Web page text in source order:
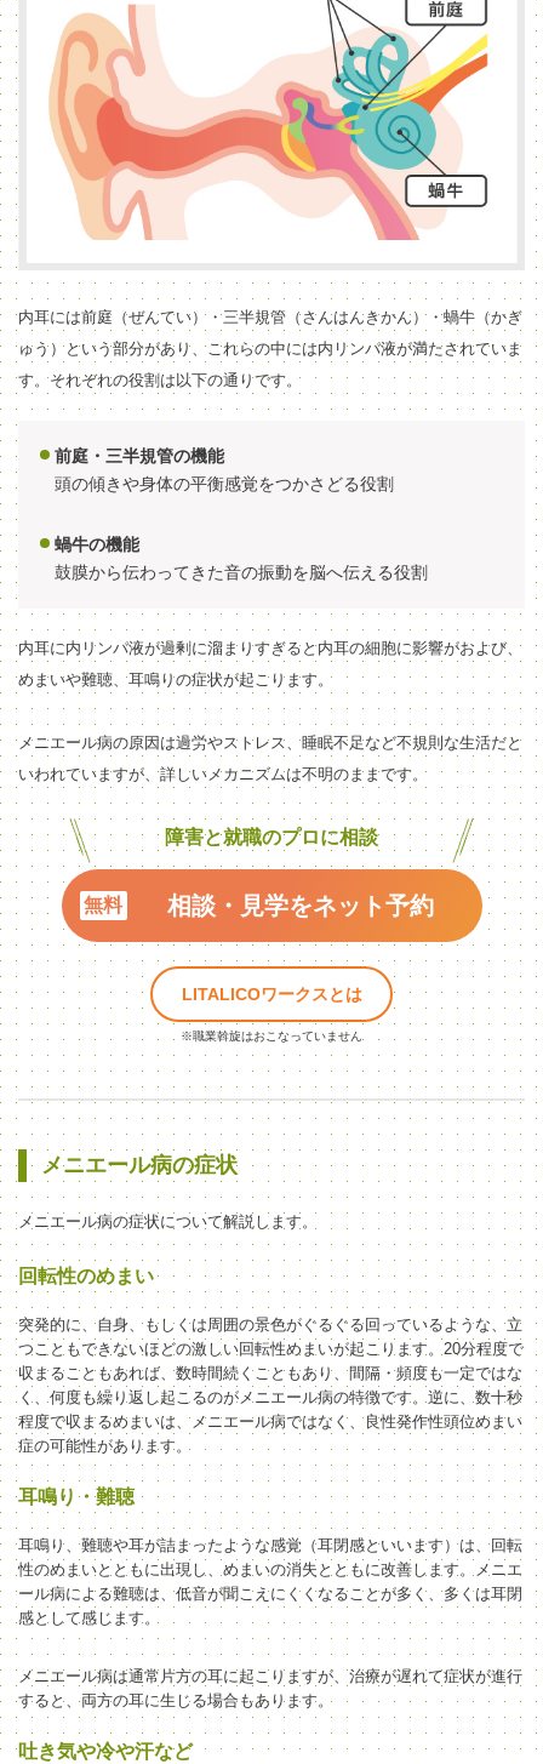
内耳には前庭（ぜんてい）・三半規管（さんはんきかん）・蝸牛（かぎ
ゅう）という部分があり、これらの中には内リンパ液が満たされていま
す。それぞれの役割は以下の通りです。
前庭・三半規管の機能
頭の傾きや身体の平衡感覚をつかさどる役割
蝸牛の機能
鼓膜から伝わってきた音の振動を脳へ伝える役割
内耳に内リンパ液が過剰に溜まりすぎると内耳の細胞に影響がおよび、
めまいや難聴、耳鳴りの症状が起こります。
メニエール病の原因は過労やストレス、睡眠不足など不規則な生活だと
いわれていますが、詳しいメカニズムは不明のままです。
障害と就職のプロに相談
相談・見学をネット予約
LITALICOワークスとは
※職業斡旋はおこなっていません
メニエール病の症状
メニエール病の症状について解説します。
回転性のめまい
突発的に、自身、もしくは周囲の景色がぐるぐる回っているような、立
つこともできないほどの激しい回転性めまいが起こります。20分程度で
収まることもあれば、数時間続くこともあり、間隔・頻度も一定ではな
く、何度も繰り返し起こるのがメニエール病の特徴です。逆に、数十秒
程度で収まるめまいは、メニエール病ではなく、良性発作性頭位めまい
症の可能性があります。
耳鳴り・難聴
耳鳴り、難聴や耳が詰まったような感覚（耳閉感といいます）は、回転
性のめまいとともに出現し、めまいの消失とともに改善します。メニエ
ール病による難聴は、低音が聞こえにくくなることが多く、多くは耳閉
感として感じます。
メニエール病は通常片方の耳に起こりますが、治療が遅れて症状が進行
すると、両方の耳に生じる場合もあります。
吐き気や冷や汗など